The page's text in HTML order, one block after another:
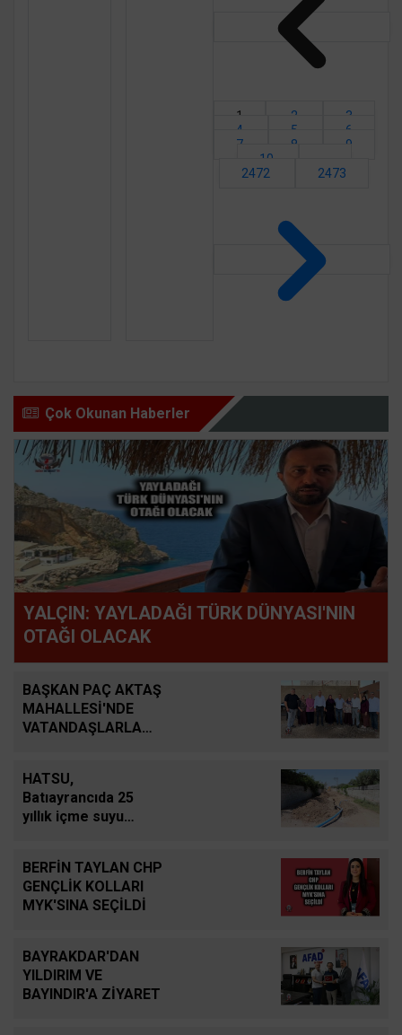
1 2
3
4
5
6
7
8
9
10
2472
2473
Çok Okunan Haberler
YALÇIN: YAYLADAĞI TÜRK DÜNYASI'NIN
OTAĞI OLACAK
BAŞKAN PAÇ AKTAŞ
MAHALLESİ'NDE
VATANDAŞLARLA
HATSU,
Batıayrancıda 25
yıllık içme suyu
BERFİN TAYLAN CHP
GENÇLİK KOLLARI
MYK'SINA SEÇİLDİ
BAYRAKDAR'DAN
YILDIRIM VE
BAYINDIR'A ZİYARET